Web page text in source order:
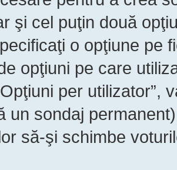
şi cel puţin două
o opţiune pe
opţiuni pe care
per utilizator”,
un sondaj
să-şi schimbe